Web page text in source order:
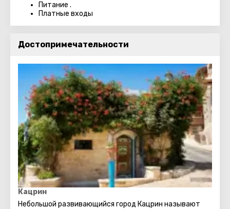
Питание .
Платные входы
Достопримечательности
Кацрин
Небольшой развивающийся город Кацрин называют